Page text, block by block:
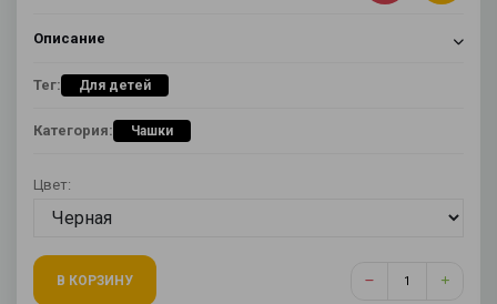
Описание
Тег: Для детей
Категория: Чашки
Цвет:
В КОРЗИНУ